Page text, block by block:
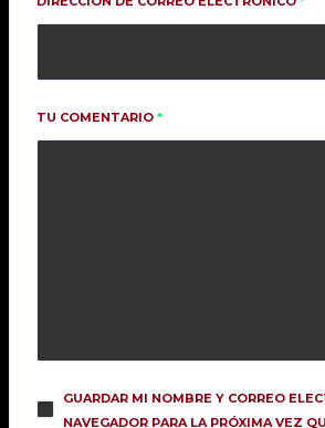
TRAILER
DICIEMBRE 27, 2019
TU COMENTARIO *
GUARDAR MI NOMBRE Y CORREO
NAVEGADOR PARA LA PRÓXIMA VEZ